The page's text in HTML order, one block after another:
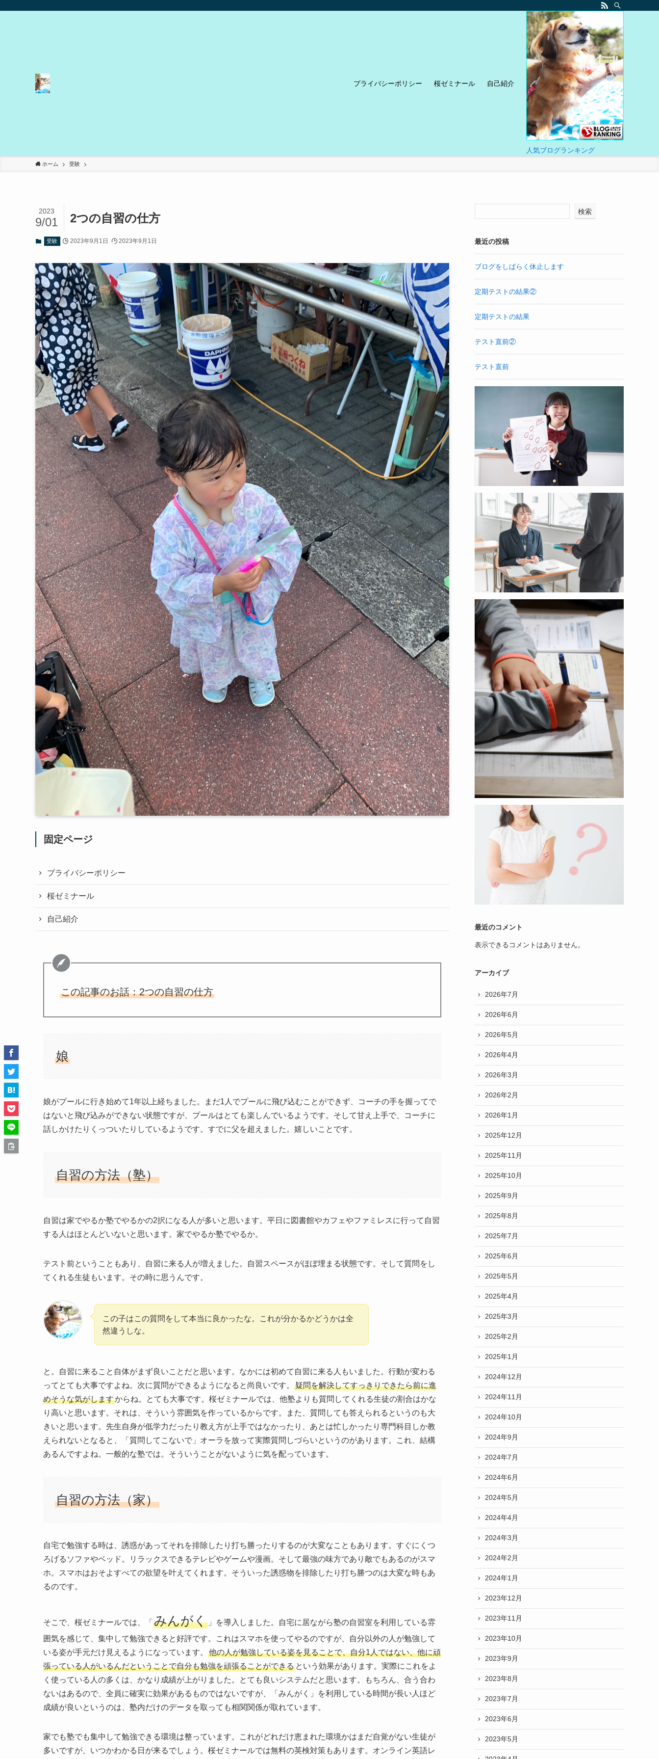
プライバシーポリシー 桜ゼミナール 自己紹介
人気ブログランキング
ホーム 受験
2つの自習の仕方
2023
9/01
受験 2023年9月1日 2023年9月1日
固定ページ
プライバシーポリシー
桜ゼミナール
自己紹介
この記事のお話：2つの自習の仕方
娘
娘がプールに行き始めて1年以上経ちました。まだ1人でプールに飛び込むことができず、コーチの手を握ってで
はないと飛び込みができない状態ですが、プールはとても楽しんでいるようです。そして甘え上手で、コーチに
話しかけたりくっついたりしているようです。すでに父を超えました。嬉しいことです。
自習の方法（塾）
自習は家でやるか塾でやるかの2択になる人が多いと思います。平日に図書館やカフェやファミレスに行って自習
する人はほとんどいないと思います。家でやるか塾でやるか。
テスト前ということもあり、自習に来る人が増えました。自習スペースがほぼ埋まる状態です。そして質問をし
てくれる生徒もいます。その時に思うんです。
この子はこの質問をして本当に良かったな。これが分かるかどうかは全
然違うしな。
と。自習に来ること自体がまず良いことだと思います。なかには初めて自習に来る人もいました。行動が変わる
ってとても大事ですよね。次に質問ができるようになると尚良いです。
疑問を解決してすっきりできたら前に進
めそうな気がしますからね。とても大事です。桜ゼミナールでは、他塾よりも質問してくれる生徒の割合はかな
り高いと思います。それは、そういう雰囲気を作っているからです。また、質問しても答えられるというのも大
きいと思います。先生自身が低学力だったり教え方が上手ではなかったり、あとは忙しかったり専門科目しか教
えられないとなると、「質問してこないで」オーラを放って実際質問しづらいというのがあります。これ、結構
あるんですよね。一般的な塾では。そういうことがないように気を配っています。
自習の方法（家）
自宅で勉強する時は、誘惑があってそれを排除したり打ち勝ったりするのが大変なこともあります。すぐにくつ
ろげるソファやベッド。リラックスできるテレビやゲームや漫画。そして最強の味方であり敵でもあるのがスマ
ホ。スマホはおそよすべての欲望を叶えてくれます。そういった誘惑物を排除したり打ち勝つのは大変な時もあ
るのです。
そこで、桜ゼミナールでは、「 みんがく 」を導入しました。自宅に居ながら塾の自習室を利用している雰
囲気を感じて、集中して勉強できると好評です。これはスマホを使ってやるのですが、自分以外の人が勉強して
いる姿が手元だけ見えるようになっています。
他の人が勉強している姿を見ることで、自分1人ではない、他に頑
張っている人がいるんだということで自分も勉強を頑張ることができる という効果があります。実際にこれをよ
く使っている人の多くは、かなり成績が上がりました。とても良いシステムだと思います。もちろん、合う合わ
ないはあるので、全員に確実に効果があるものではないですが、「みんがく」を利用している時間が長い人ほど
成績が良いというのは、塾内だけのデータを取っても相関関係が取れています。
家でも塾でも集中して勉強できる環境は整っています。これがどれだけ恵まれた環境かはまだ自覚がない生徒が
多いですが、いつかわかる日が来るでしょう。桜ゼミナールでは無料の英検対策もあります。オンライン英語レ
検索
最近の投稿
ブログをしばらく休止します
定期テストの結果②
定期テストの結果
テスト直前②
テスト直前
最近のコメント
表示できるコメントはありません。
アーカイブ
2026年7月
2026年6月
2026年5月
2026年4月
2026年3月
2026年2月
2026年1月
2025年12月
2025年11月
2025年10月
2025年9月
2025年8月
2025年7月
2025年6月
2025年5月
2025年4月
2025年3月
2025年2月
2025年1月
2024年12月
2024年11月
2024年10月
2024年9月
2024年7月
2024年6月
2024年5月
2024年4月
2024年3月
2024年2月
2024年1月
2023年12月
2023年11月
2023年10月
2023年9月
2023年8月
2023年7月
2023年6月
2023年5月